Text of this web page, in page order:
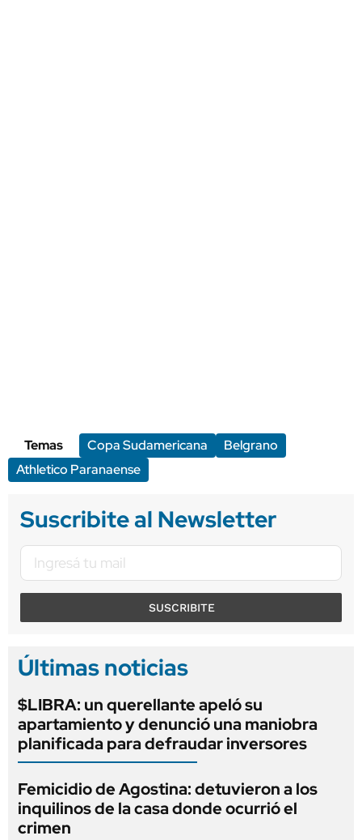
Temas Copa Sudamericana
Belgrano
Athletico Paranaense
Suscribite al Newsletter
SUSCRIBITE
Últimas noticias
$LIBRA: un querellante apeló su
apartamiento y denunció una maniobra
planificada para defraudar inversores
Femicidio de Agostina: detuvieron a los
inquilinos de la casa donde ocurrió el
crimen